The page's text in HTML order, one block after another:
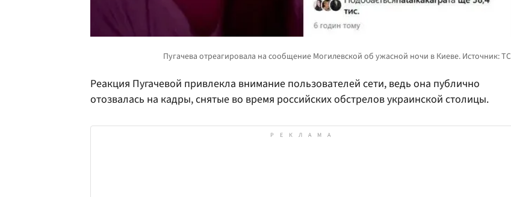
Реакция Пугачевой привлекла внимание пользователей сети, ведь она публично
отозвалась на кадры, снятые во время российских обстрелов украинской столицы.